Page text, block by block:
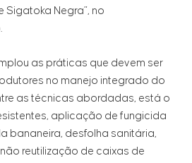
Sigatoka Negra”, no
as práticas que devem ser
no manejo integrado do
as técnicas abordadas, está o
aplicação de fungicida
bananeira, desfolha sanitária,
reutilização de caixas de